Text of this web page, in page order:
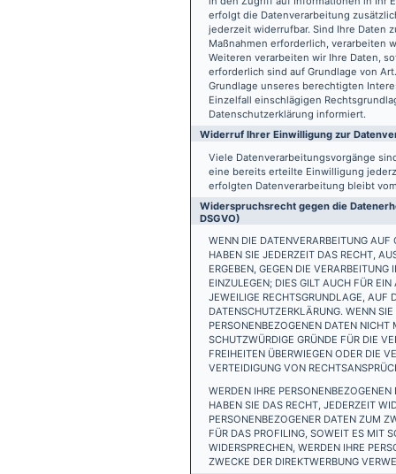
erfolgt die Datenverarbeitung
jederzeit widerrufbar. Sind Ihre Daten
Maßnahmen erforderlich, verarbeiten
Weiteren verarbeiten wir Ihre Daten,
erforderlich sind auf Grundlage von
Grundlage unseres berechtigten
Einzelfall einschlägigen
Datenschutzerklärung informiert.
Widerruf Ihrer Einwilligung zur
Viele Datenverarbeitungsvorgänge
eine bereits erteilte Einwilligung
erfolgten Datenverarbeitung bleibt
Widerspruchsrecht gegen die
DSGVO)
WENN DIE DATENVERARBEITUNG
HABEN SIE JEDERZEIT DAS RECHT,
ERGEBEN, GEGEN DIE
EINZULEGEN; DIES GILT AUCH FÜR
JEWEILIGE RECHTSGRUNDLAGE, AUF
DATENSCHUTZERKLÄRUNG. WENN
PERSONENBEZOGENEN DATEN
SCHUTZWÜRDIGE GRÜNDE FÜR DIE
FREIHEITEN ÜBERWIEGEN ODER DIE
VERTEIDIGUNG VON
WERDEN IHRE
HABEN SIE DAS RECHT, JEDERZEIT
PERSONENBEZOGENER DATEN ZUM
FÜR DAS PROFILING, SOWEIT ES MIT
WIDERSPRECHEN, WERDEN IHRE
ZWECKE DER DIREKTWERBUNG